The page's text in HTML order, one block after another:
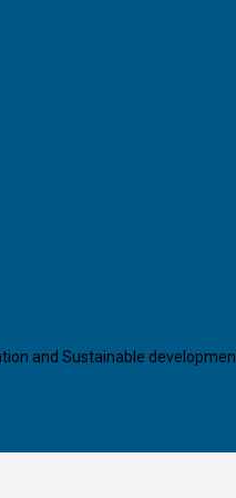
and Sustainable